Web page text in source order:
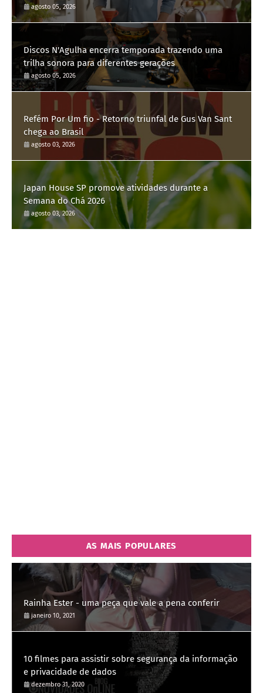
agosto 05, 2026
Discos N'Agulha encerra temporada trazendo uma
trilha sonora para diferentes gerações
agosto 05, 2026
Refém Por Um fio - Retorno triunfal de Gus Van Sant
chega ao Brasil
agosto 03, 2026
Japan House SP promove atividades durante a
Semana do Chá 2026
agosto 03, 2026
AS MAIS POPULARES
Rainha Ester - uma peça que vale a pena conferir
janeiro 10, 2021
10 filmes para assistir sobre segurança da informação
e privacidade de dados
dezembro 31, 2020